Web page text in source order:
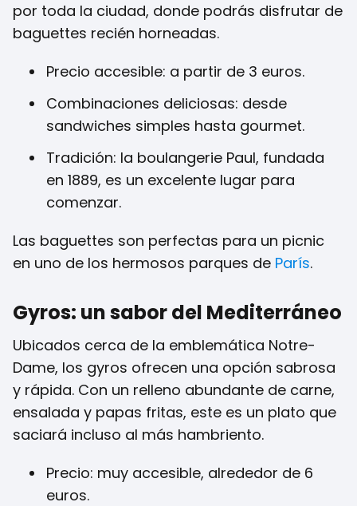
por toda la ciudad, donde podrás disfrutar de
baguettes recién horneadas.
Precio accesible: a partir de 3 euros.
Combinaciones deliciosas: desde
sandwiches simples hasta gourmet.
Tradición: la boulangerie Paul, fundada
en 1889, es un excelente lugar para
comenzar.
Las baguettes son perfectas para un picnic
en uno de los hermosos parques de París.
Gyros: un sabor del Mediterráneo
Ubicados cerca de la emblemática Notre-
Dame, los gyros ofrecen una opción sabrosa
y rápida. Con un relleno abundante de carne,
ensalada y papas fritas, este es un plato que
saciará incluso al más hambriento.
Precio: muy accesible, alrededor de 6
euros.